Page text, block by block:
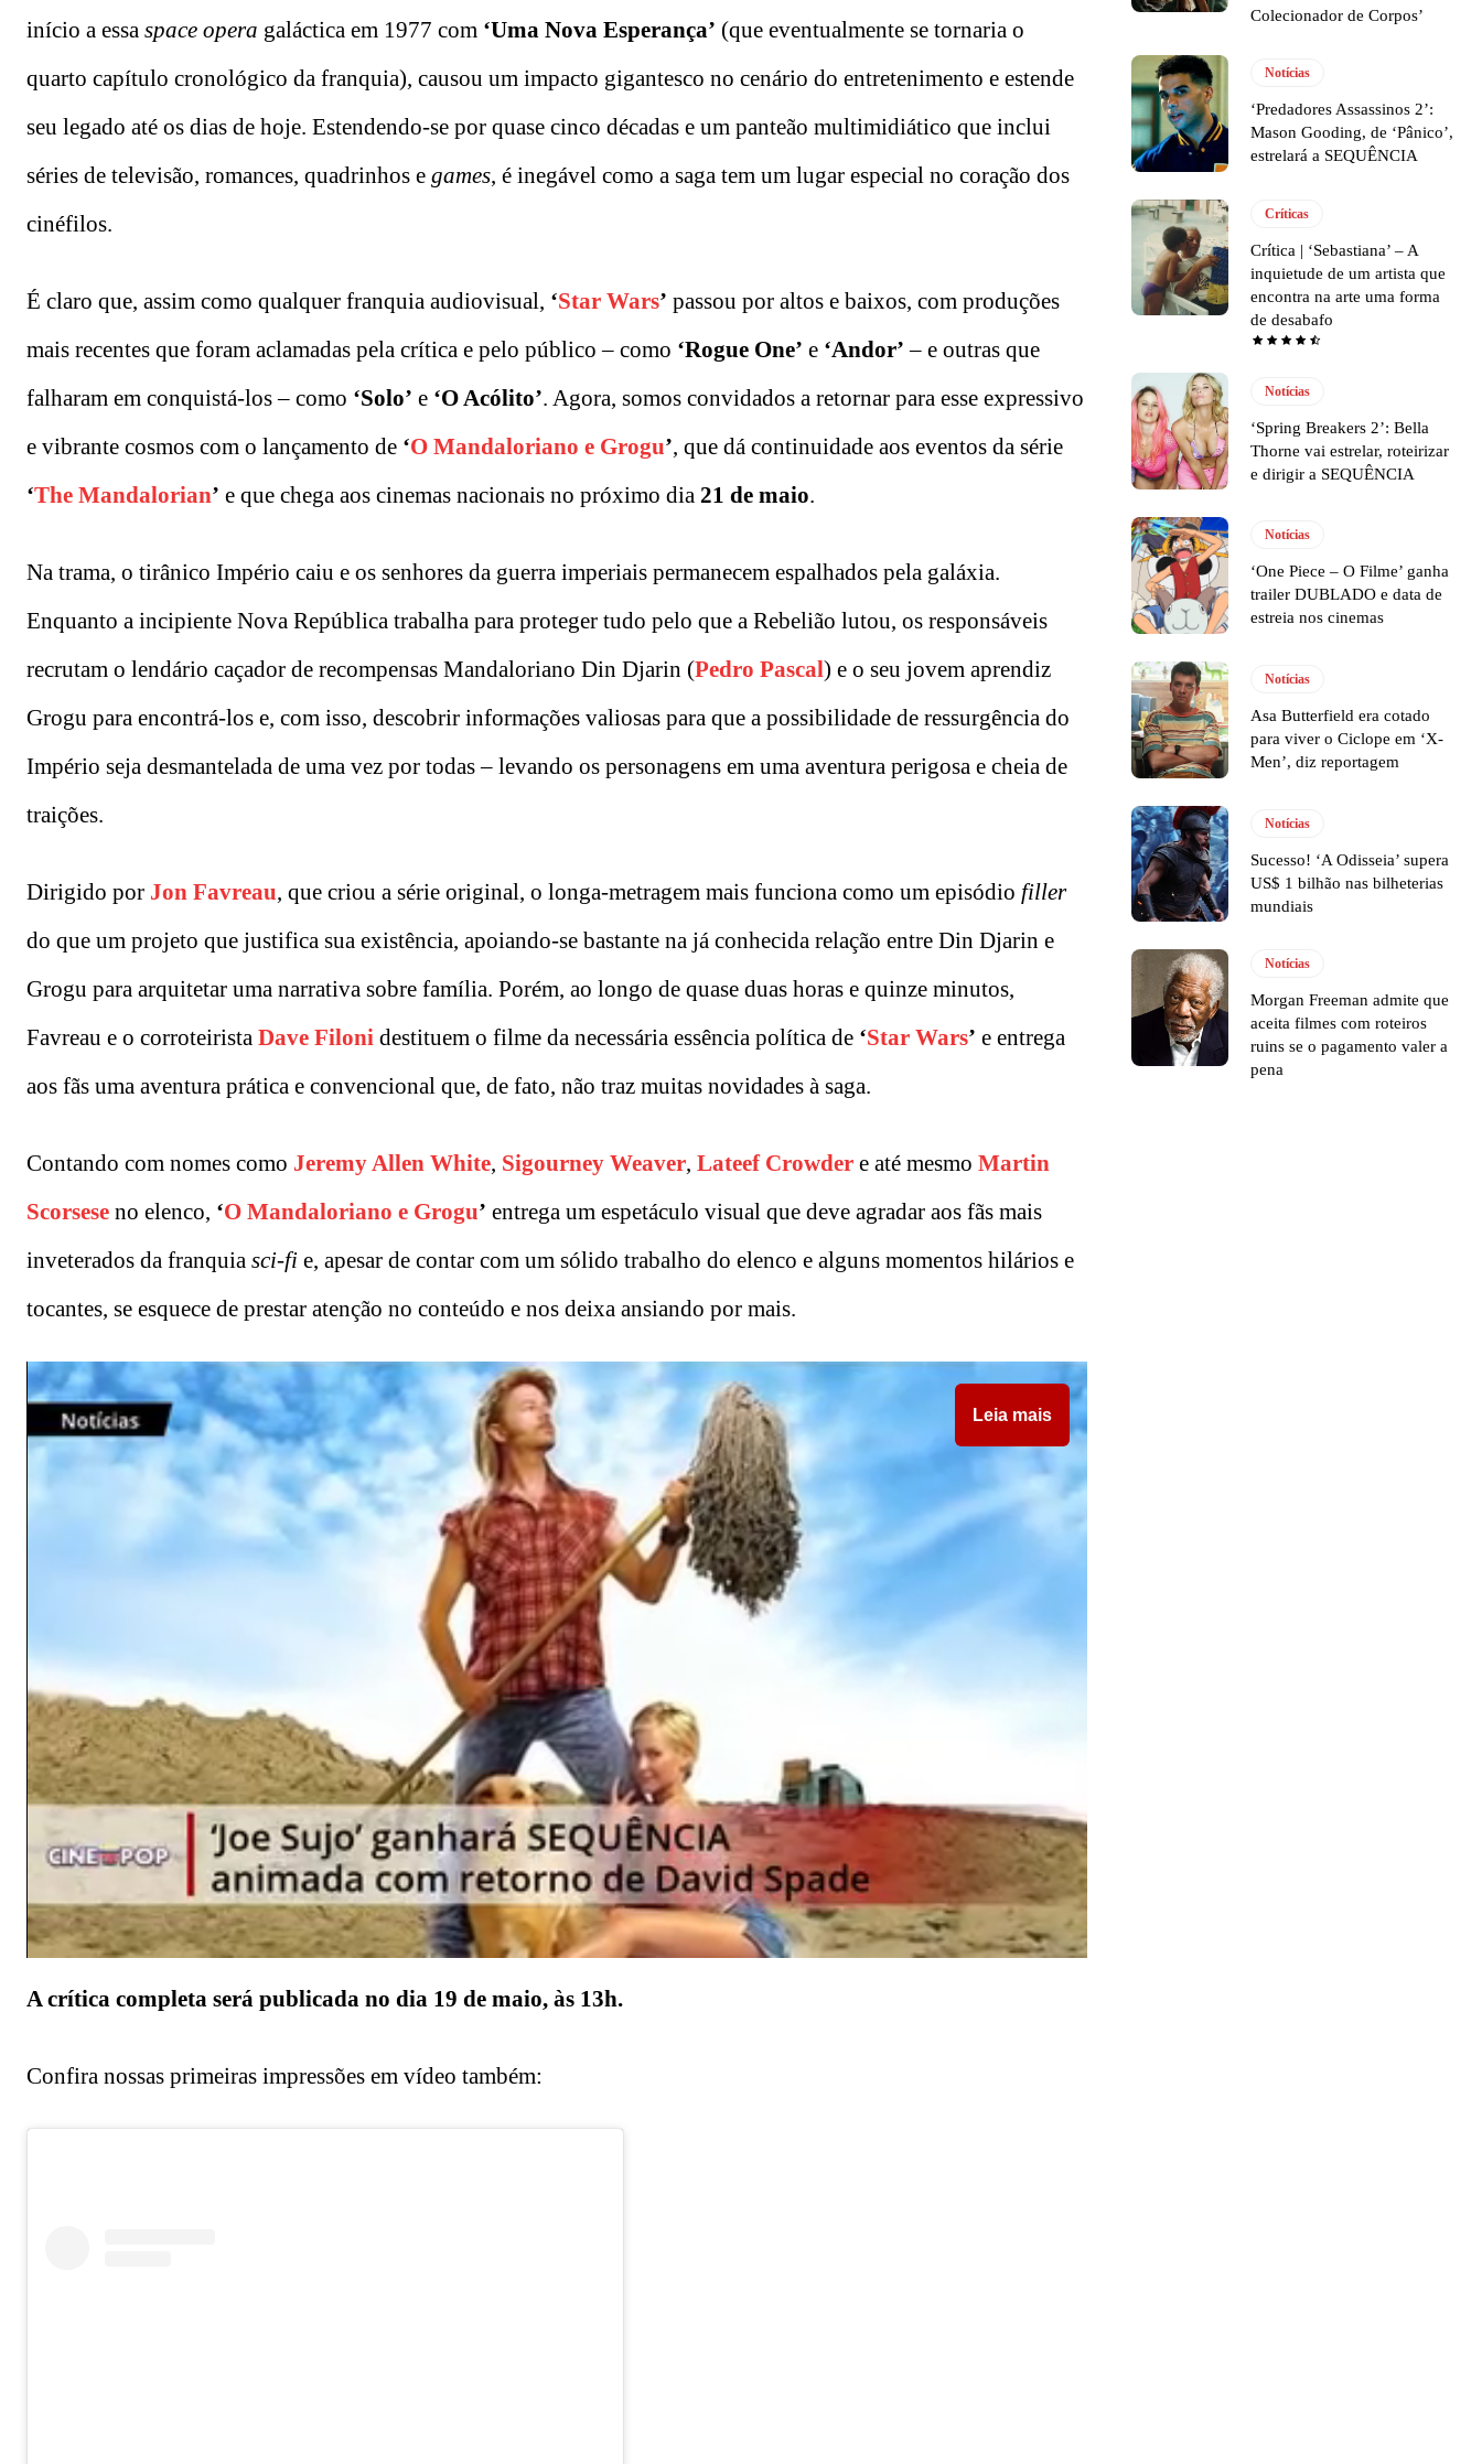
início a essa space opera galáctica em 1977 com ‘Uma Nova Esperança’ (que eventualmente se tornaria o
quarto capítulo cronológico da franquia), causou um impacto gigantesco no cenário do entretenimento e estende
seu legado até os dias de hoje. Estendendo-se por quase cinco décadas e um panteão multimidiático que inclui
séries de televisão, romances, quadrinhos e games, é inegável como a saga tem um lugar especial no coração dos
cinéfilos.
É claro que, assim como qualquer franquia audiovisual, ‘Star Wars’ passou por altos e baixos, com produções
mais recentes que foram aclamadas pela crítica e pelo público – como ‘Rogue One’ e ‘Andor’ – e outras que
falharam em conquistá-los – como ‘Solo’ e ‘O Acólito’. Agora, somos convidados a retornar para esse expressivo
e vibrante cosmos com o lançamento de ‘O Mandaloriano e Grogu’, que dá continuidade aos eventos da série
‘The Mandalorian’ e que chega aos cinemas nacionais no próximo dia 21 de maio.
Na trama, o tirânico Império caiu e os senhores da guerra imperiais permanecem espalhados pela galáxia.
Enquanto a incipiente Nova República trabalha para proteger tudo pelo que a Rebelião lutou, os responsáveis
recrutam o lendário caçador de recompensas Mandaloriano Din Djarin (Pedro Pascal) e o seu jovem aprendiz
Grogu para encontrá-los e, com isso, descobrir informações valiosas para que a possibilidade de ressurgência do
Império seja desmantelada de uma vez por todas – levando os personagens em uma aventura perigosa e cheia de
traições.
Dirigido por Jon Favreau, que criou a série original, o longa-metragem mais funciona como um episódio filler
do que um projeto que justifica sua existência, apoiando-se bastante na já conhecida relação entre Din Djarin e
Grogu para arquitetar uma narrativa sobre família. Porém, ao longo de quase duas horas e quinze minutos,
Favreau e o corroteirista Dave Filoni destituem o filme da necessária essência política de ‘Star Wars’ e entrega
aos fãs uma aventura prática e convencional que, de fato, não traz muitas novidades à saga.
Contando com nomes como Jeremy Allen White, Sigourney Weaver, Lateef Crowder e até mesmo Martin
Scorsese no elenco, ‘O Mandaloriano e Grogu’ entrega um espetáculo visual que deve agradar aos fãs mais
inveterados da franquia sci-fi e, apesar de contar com um sólido trabalho do elenco e alguns momentos hilários e
tocantes, se esquece de prestar atenção no conteúdo e nos deixa ansiando por mais.
Leia mais
A crítica completa será publicada no dia 19 de maio, às 13h.
Confira nossas primeiras impressões em vídeo também:
Colecionador de Corpos’
Notícias
‘Predadores Assassinos 2’:
Mason Gooding, de ‘Pânico’,
estrelará a SEQUÊNCIA
Críticas
Crítica | ‘Sebastiana’ – A
inquietude de um artista que
encontra na arte uma forma
de desabafo
Notícias
‘Spring Breakers 2’: Bella
Thorne vai estrelar, roteirizar
e dirigir a SEQUÊNCIA
Notícias
‘One Piece – O Filme’ ganha
trailer DUBLADO e data de
estreia nos cinemas
Notícias
Asa Butterfield era cotado
para viver o Ciclope em ‘X-
Men’, diz reportagem
Notícias
Sucesso! ‘A Odisseia’ supera
US$ 1 bilhão nas bilheterias
mundiais
Notícias
Morgan Freeman admite que
aceita filmes com roteiros
ruins se o pagamento valer a
pena